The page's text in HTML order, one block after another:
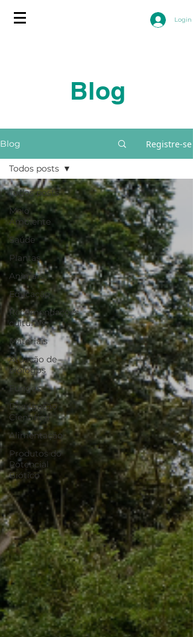
Login
Blog
Blog Registre-se
Todos posts
Meio
Ambiente
Saúde
Plantas
Animais
Educação
Recomendações
culturais
Materiais
Atuação de
biólogos
Fungos
Divulgação
Científica
Alimentação
Produtos do
Potencial
Biótico
Todos posts